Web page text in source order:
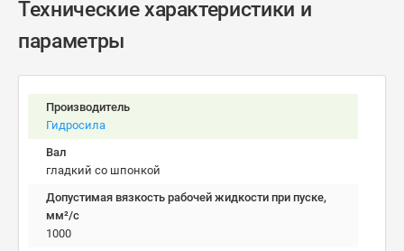
Технические характеристики и
параметры
Производитель
Гидросила
Вал
гладкий со шпонкой
Допустимая вязкость рабочей жидкости при пуске,
мм²/c
1000